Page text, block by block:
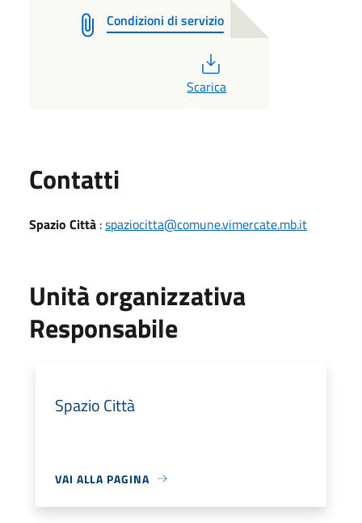
Condizioni di servizio
Scarica
Contatti
Spazio Città :spaziocitta@comune.vimercate.mb.it
Unità organizzativa
Responsabile
Spazio Città
VAI ALLA PAGINA